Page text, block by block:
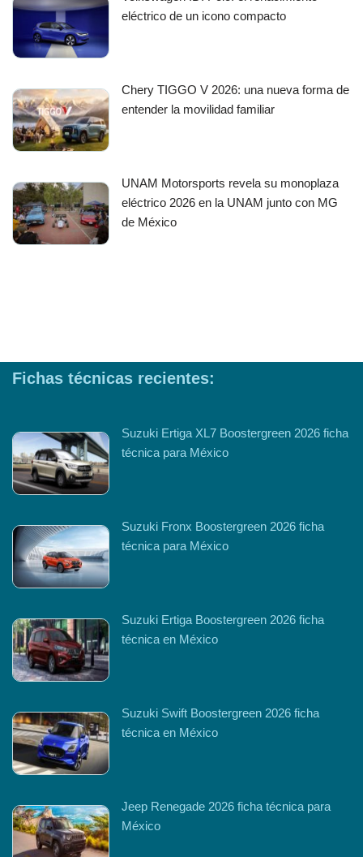
eléctrico de un icono compacto
Chery TIGGO V 2026: una nueva forma de
entender la movilidad familiar
UNAM Motorsports revela su monoplaza
eléctrico 2026 en la UNAM junto con MG
de México
Fichas técnicas recientes:
Suzuki Ertiga XL7 Boostergreen 2026 ficha
técnica para México
Suzuki Fronx Boostergreen 2026 ficha
técnica para México
Suzuki Ertiga Boostergreen 2026 ficha
técnica en México
Suzuki Swift Boostergreen 2026 ficha
técnica en México
Jeep Renegade 2026 ficha técnica para
México